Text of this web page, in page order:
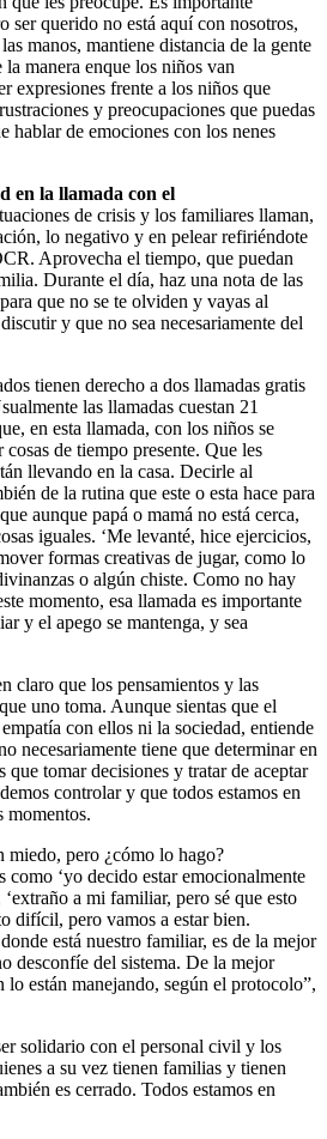
ser querido no está aquí con nosotros,
manos, mantiene distancia de la gente
la manera enque los niños van
expresiones frente a los niños que
y preocupaciones que puedas
hablar de emociones con los nenes
en la llamada con el
de crisis y los familiares llaman,
lo negativo y en pelear refiriéndote
Aprovecha el tiempo, que puedan
Durante el día, haz una nota de las
que no se te olviden y vayas al
y que no sea necesariamente del
tienen derecho a dos llamadas gratis
las llamadas cuestan 21
en esta llamada, con los niños se
de tiempo presente. Que les
llevando en la casa. Decirle al
de la rutina que este o esta hace para
aunque papá o mamá no está cerca,
iguales. ‘Me levanté, hice ejercicios,
formas creativas de jugar, como lo
o algún chiste. Como no hay
momento, esa llamada es importante
y el apego se mantenga, y sea
claro que los pensamientos y las
uno toma. Aunque sientas que el
con ellos ni la sociedad, entiende
necesariamente tiene que determinar en
que tomar decisiones y tratar de aceptar
controlar y que todos estamos en
momentos.
miedo, pero ¿cómo lo hago?
como ‘yo decido estar emocionalmente
‘extraño a mi familiar, pero sé que esto
difícil, pero vamos a estar bien.
está nuestro familiar, es de la mejor
desconfíe del sistema. De la mejor
lo están manejando, según el protocolo”,
solidario con el personal civil y los
a su vez tienen familias y tienen
es cerrado. Todos estamos en